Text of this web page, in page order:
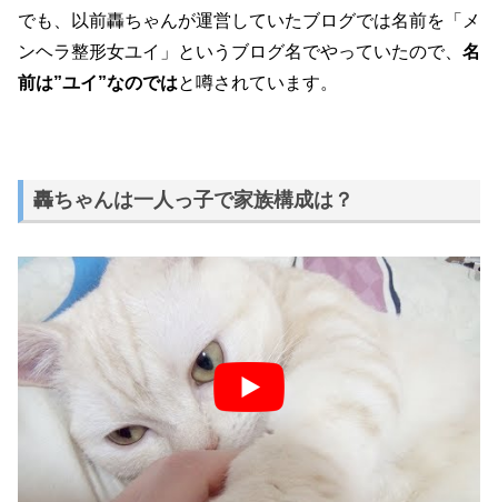
でも、以前轟ちゃんが運営していたブログでは名前を「メ
ンヘラ整形女ユイ」というブログ名でやっていたので、 名
前は”ユイ”なのではと噂されています。
轟ちゃんは一人っ子で家族構成は？